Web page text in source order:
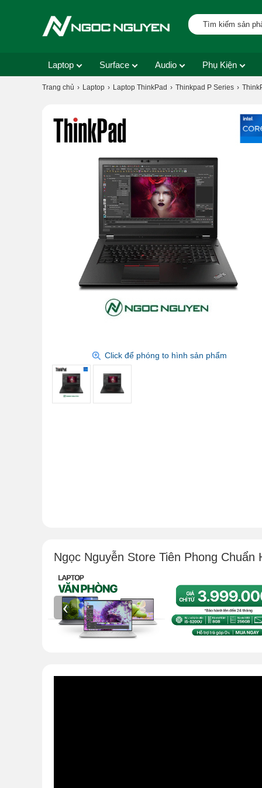
Laptop Surface Audio Phụ Kiện
Trang chủ Laptop Laptop ThinkPad Thinkpad P Series
Click để phóng to hình sản phẩm
Ngọc Nguyễn Store Tiên Phong Chuẩn
‹